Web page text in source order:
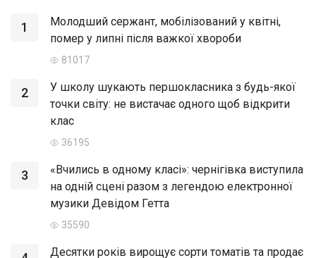
1
Молодший сержант, мобілізований у квітні,
помер у липні після важкої хвороби
81017
2
У школу шукають першокласника з будь-якої
точки світу: не вистачає одного щоб відкрити
клас
36195
3
«Вчились в одному класі»: чернігівка виступила
на одній сцені разом з легендою електронної
музики Девідом Гетта
35590
Десятки років вирощує сорти томатів та продає